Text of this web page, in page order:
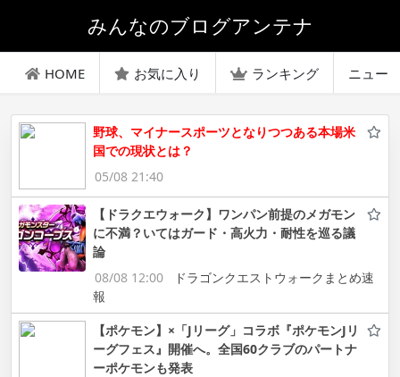
みんなのブログアンテナ
HOME お気に入り ランキング ニュー
野球、マイナースポーツとなりつつある本場米
国での現状とは？
05/08 21:40
【ドラクエウォーク】ワンパン前提のメガモン
に不満？いてはガード・高火力・耐性を巡る議
論
08/08 12:00
ドラゴンクエストウォークまとめ速
報
【ポケモン】×「Jリーグ」コラボ『ポケモンJリ
ーグフェス』開催へ。全国60クラブのパートナ
ーポケモンも発表